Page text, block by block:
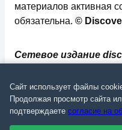
Сетевое издание
надзору в сфере
технологий и
(Роскомнадзор).
ФС 77 - 73793.
материалов активная
обязательна. ©
Сайт использует файлы
Продолжая просмотр сайта
подтверждаете согласие на